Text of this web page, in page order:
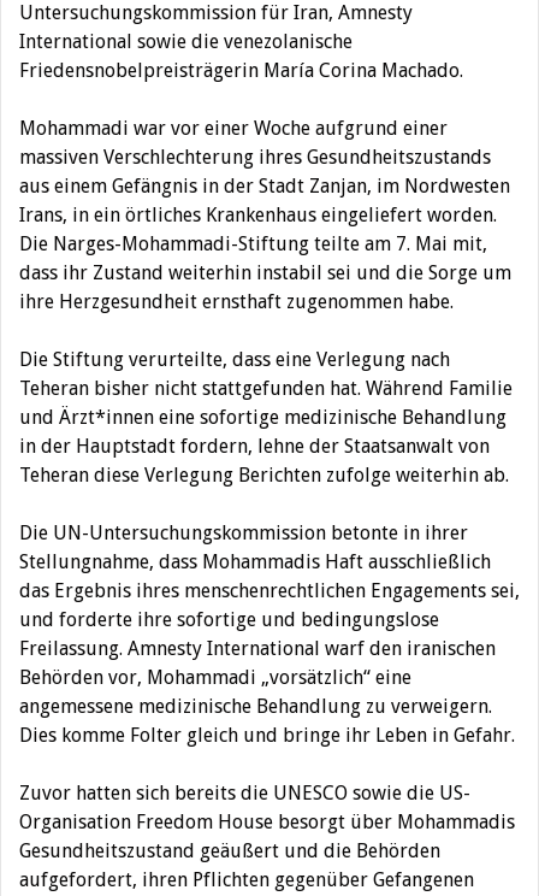
Untersuchungskommission für Iran, Amnesty
International sowie die venezolanische
Friedensnobelpreisträgerin María Corina Machado.
Mohammadi war vor einer Woche aufgrund einer
massiven Verschlechterung ihres Gesundheitszustands
aus einem Gefängnis in der Stadt Zanjan, im Nordwesten
Irans, in ein örtliches Krankenhaus eingeliefert worden.
Die Narges-Mohammadi-Stiftung teilte am 7. Mai mit,
dass ihr Zustand weiterhin instabil sei und die Sorge um
ihre Herzgesundheit ernsthaft zugenommen habe.
Die Stiftung verurteilte, dass eine Verlegung nach
Teheran bisher nicht stattgefunden hat. Während Familie
und Ärzt*innen eine sofortige medizinische Behandlung
in der Hauptstadt fordern, lehne der Staatsanwalt von
Teheran diese Verlegung Berichten zufolge weiterhin ab.
Die UN-Untersuchungskommission betonte in ihrer
Stellungnahme, dass Mohammadis Haft ausschließlich
das Ergebnis ihres menschenrechtlichen Engagements sei,
und forderte ihre sofortige und bedingungslose
Freilassung. Amnesty International warf den iranischen
Behörden vor, Mohammadi „vorsätzlich“ eine
angemessene medizinische Behandlung zu verweigern.
Dies komme Folter gleich und bringe ihr Leben in Gefahr.
Zuvor hatten sich bereits die UNESCO sowie die US-
Organisation Freedom House besorgt über Mohammadis
Gesundheitszustand geäußert und die Behörden
aufgefordert, ihren Pflichten gegenüber Gefangenen